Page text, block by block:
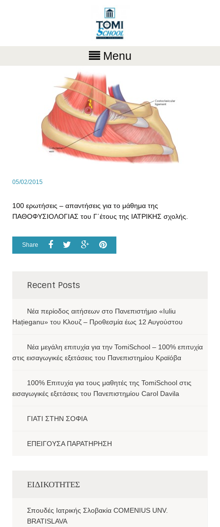
Menu
05/02/2015
100 ερωτήσεις – απαντήσεις για το μάθημα της
ΠΑΘΟΦΥΣΙΟΛΟΓΙΑΣ του Γ΄έτους της ΙΑΤΡΙΚΗΣ σχολής.
Share
Recent Posts
Νέα περίοδος αιτήσεων στο Πανεπιστήμιο «Iuliu
Hațieganu» του Κλουζ – Προθεσμία έως 12 Αυγούστου
Νέα μεγάλη επιτυχία για την TomiSchool – 100% επιτυχία
στις εισαγωγικές εξετάσεις του Πανεπιστημίου Κραϊόβα
100% Επιτυχία για τους μαθητές της TomiSchool στις
εισαγωγικές εξετάσεις του Πανεπιστημίου Carol Davila
ΓΙΑΤΙ ΣΤΗΝ ΣΟΦΙΑ
ΕΠΕΙΓΟΥΣΑ ΠΑΡΑΤΗΡΗΣΗ
ΕΙΔΙΚΟΤΗΤΕΣ
Σπουδές Ιατρικής Σλοβακία COMENIUS UNV.
BRATISLAVA